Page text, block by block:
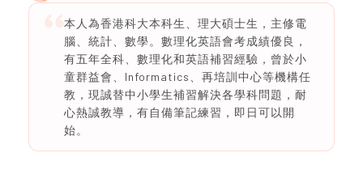
本人為香港科大本科生、理大碩士生，主修電
腦、統計、數學。數理化英語會考成績優良，
有五年全科、數理化和英語補習經驗，曾於小
童群益會、Informatics、再培訓中心等機構任
教，現誠替中小學生補習解決各學科問題，耐
心熱誠教導，有自備筆記練習，即日可以開
始。